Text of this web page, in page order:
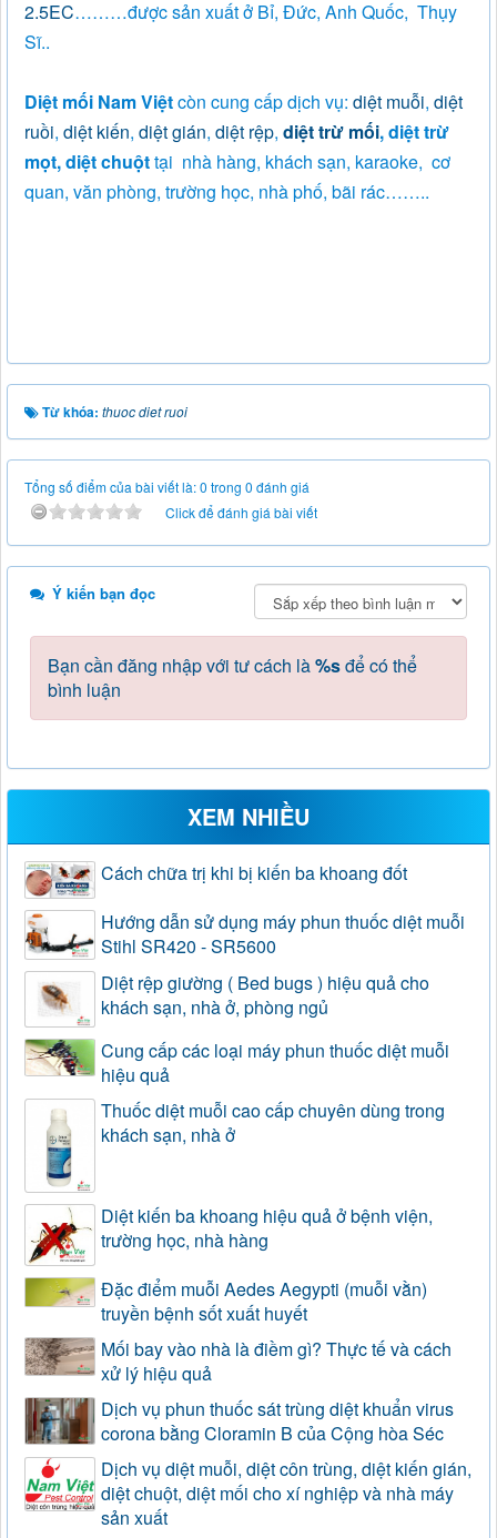
2.5EC………được sản xuất ở Bỉ, Đức, Anh Quốc, Thụy
Sĩ..
Diệt mối Nam Việtcòn cung cấp dịch vụ: diệt muỗi, diệt
ruồi, diệt kiến, diệt gián, diệt rệp, diệt trừ mối, diệt trừ
mọt, diệt chuộttại nhà hàng, khách sạn, karaoke, cơ
quan, văn phòng, trường học, nhà phố, bãi rác……..
Từ khóa: thuoc diet ruoi
Tổng số điểm của bài viết là: 0 trong 0 đánh giá
Click để đánh giá bài viết
Ý kiến bạn đọc
Bạn cần đăng nhập với tư cách là%sđể có thể
bình luận
XEM NHIỀU
Cách chữa trị khi bị kiến ba khoang đốt
Hướng dẫn sử dụng máy phun thuốc diệt muỗi
Stihl SR420 - SR5600
Diệt rệp giường ( Bed bugs ) hiệu quả cho
khách sạn, nhà ở, phòng ngủ
Cung cấp các loại máy phun thuốc diệt muỗi
hiệu quả
Thuốc diệt muỗi cao cấp chuyên dùng trong
khách sạn, nhà ở
Diệt kiến ba khoang hiệu quả ở bệnh viện,
trường học, nhà hàng
Đặc điểm muỗi Aedes Aegypti (muỗi vằn)
truyền bệnh sốt xuất huyết
Mối bay vào nhà là điềm gì? Thực tế và cách
xử lý hiệu quả
Dịch vụ phun thuốc sát trùng diệt khuẩn virus
corona bằng Cloramin B của Cộng hòa Séc
Dịch vụ diệt muỗi, diệt côn trùng, diệt kiến gián,
diệt chuột, diệt mối cho xí nghiệp và nhà máy
sản xuất